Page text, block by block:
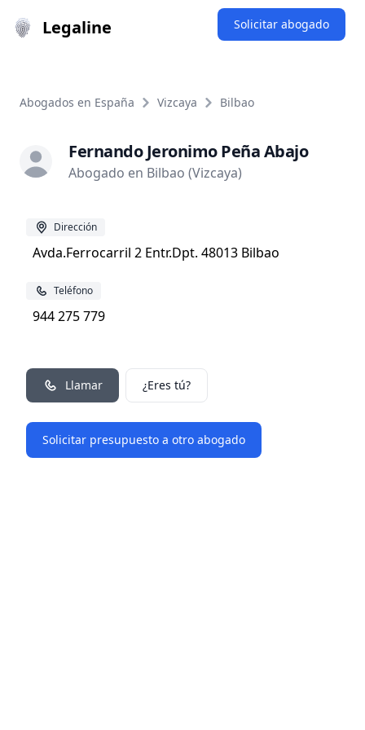
Legaline Solicitar abogado
Abogados en España Vizcaya Bilbao
Fernando Jeronimo Peña Abajo
Abogado en Bilbao (Vizcaya)
Dirección
Avda.Ferrocarril 2 Entr.Dpt. 48013 Bilbao
Teléfono
944 275 779
Llamar ¿Eres tú?
Solicitar presupuesto a otro abogado